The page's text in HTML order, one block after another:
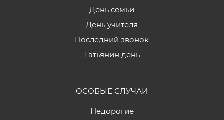
День семьи
День учителя
Последний звонок
Татьянин день
ОСОБЫЕ СЛУЧАИ
Недорогие